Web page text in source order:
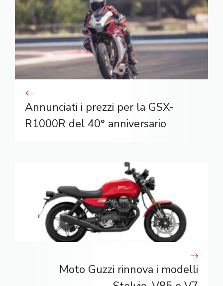
Annunciati i prezzi per la GSX-
R1000R del 40° anniversario
Moto Guzzi rinnova i modelli